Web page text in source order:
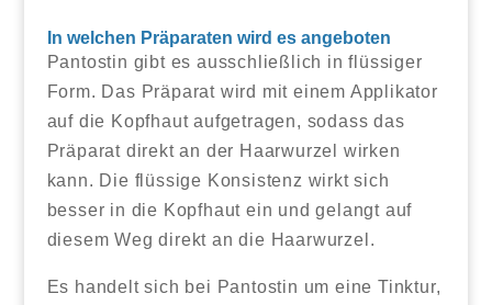
In welchen Präparaten wird es angeboten
Pantostin gibt es ausschließlich in flüssiger
Form. Das Präparat wird mit einem Applikator
auf die Kopfhaut aufgetragen, sodass das
Präparat direkt an der Haarwurzel wirken
kann. Die flüssige Konsistenz wirkt sich
besser in die Kopfhaut ein und gelangt auf
diesem Weg direkt an die Haarwurzel.
Es handelt sich bei Pantostin um eine Tinktur,